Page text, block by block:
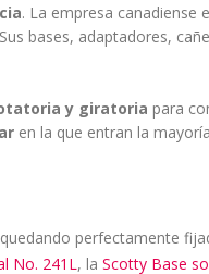
. La empresa canadiense
bases, adaptadores,
y giratoria para
en la que entran la
perfectamente
No. 241L, la Scotty Base